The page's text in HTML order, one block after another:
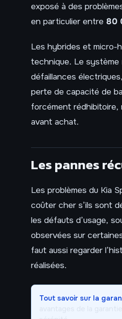
exposé à des
en particulier entre 80
Les hybrides et micro-
technique. Le système
défaillances
perte de capacité de
forcément rédhibitoire,
avant achat.
Les pannes
Les problèmes du Kia
coûter cher s’ils sont
les défauts d’usage,
observées sur
faut aussi regarder
réalisées.
Tout savoir sur la